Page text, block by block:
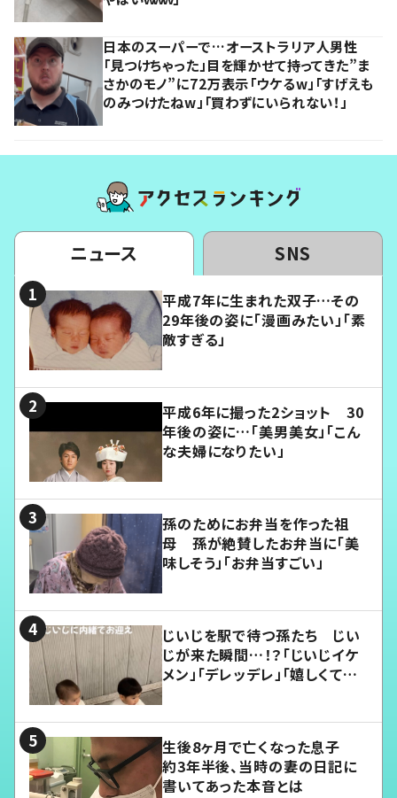
日本のスーパーで…オーストラリア人男性
「見つけちゃった」目を輝かせて持ってきた”ま
さかのモノ”に72万表示「ウケるw」「すげえも
のみつけたねw」「買わずにいられない！」
ニュース SNS
平成7年に生まれた双子…その
29年後の姿に「漫画みたい」「素
敵すぎる」
平成6年に撮った2ショット 30
年後の姿に…「美男美女」「こん
な夫婦になりたい」
孫のためにお弁当を作った祖
母 孫が絶賛したお弁当に「美
味しそう」「お弁当すごい」
じいじを駅で待つ孫たち じい
じが来た瞬間…！？「じいじイケ
メン」「デレッデレ」「嬉しくて可
生後8ヶ月で亡くなった息子
約3年半後、当時の妻の日記に
書いてあった本音とは